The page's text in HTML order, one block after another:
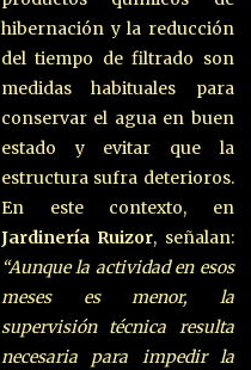
hibernación y la reducción
del tiempo de filtrado son
medidas habituales para
conservar el agua en buen
estado y evitar que la
estructura sufra deterioros.
En este contexto, en
Jardinería Ruizor, señalan:
“Aunque la actividad en esos
meses es menor, la
supervisión técnica resulta
necesaria para impedir la